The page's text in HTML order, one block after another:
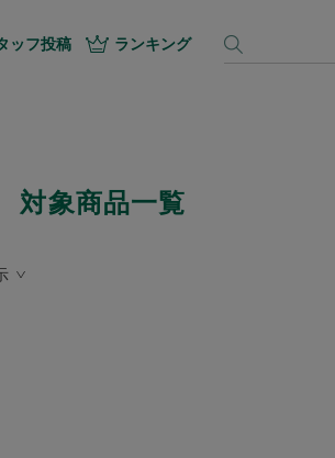
ッフ投稿 ランキング
対象商品一覧